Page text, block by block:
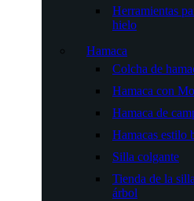
Herramientas
hielo
Hamaca
Colcha de
Hamaca con
Hamaca de
Hamacas estilo
Silla colgante
Tienda de la
árbol